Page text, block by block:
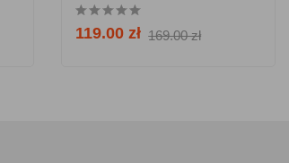
119.00 zł 169.00 zł